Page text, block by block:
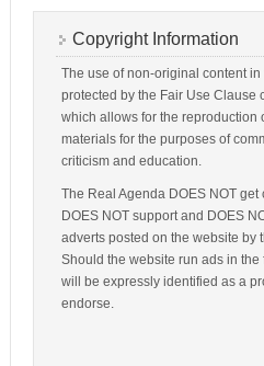
Copyright Information
The use of non-original content in
protected by the Fair Use Clause
which allows for the reproduction
materials for the purposes of
criticism and education.
The Real Agenda DOES NOT get
DOES NOT support and DOES
adverts posted on the website by
Should the website run ads in the
will be expressly identified as a
endorse.